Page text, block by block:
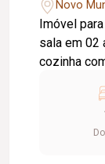
Novo
Imóvel
sala em 02
cozinha
e armário
estacionamento. Entre em
visita.